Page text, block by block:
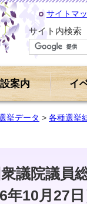
サイトマ
サイト内検索
案内 イ
挙データ > 各種選挙
議院議員
6年10月27